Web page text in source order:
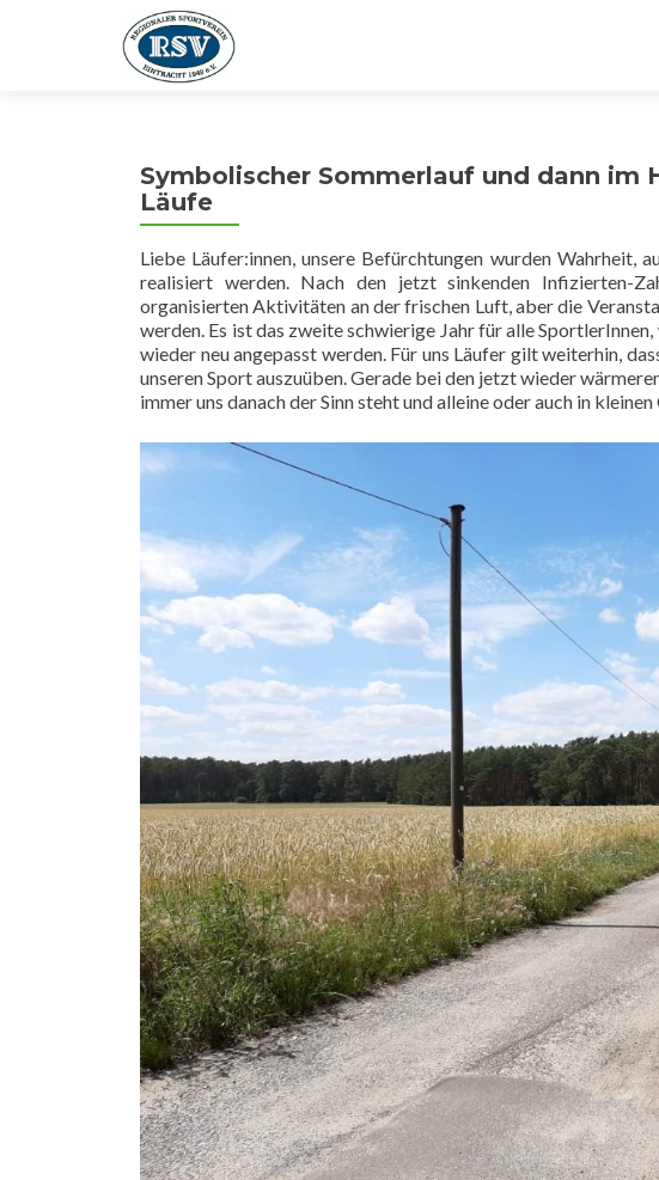
Symbolischer Sommerlauf und dann
Läufe
Liebe Läufer:innen, unsere Befürchtungen wurden Wahrheit,
realisiert werden. Nach den jetzt sinkenden Infizierten-
organisierten Aktivitäten an der frischen Luft, aber die
werden. Es ist das zweite schwierige Jahr für alle
wieder neu angepasst werden. Für uns Läufer gilt weiterhin,
unseren Sport auszuüben. Gerade bei den jetzt wieder
immer uns danach der Sinn steht und alleine oder auch in